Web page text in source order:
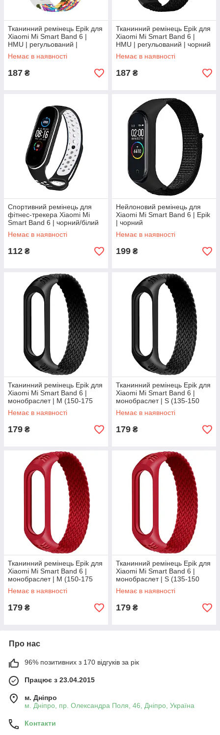
Тканинний ремінець Epik для
Xiaomi Mi Smart Band 6 |
HMU | регульований |
райдужний
Немає в наявності
187 ₴
Тканинний ремінець Epik для
Xiaomi Mi Smart Band 6 |
HMU | регульований | чорний
Немає в наявності
187 ₴
Спортивний ремінець для
фітнес-трекера Xiaomi Mi
Smart Band 6 | чорний/білий
Немає в наявності
112 ₴
Нейлоновий ремінець для
Xiaomi Mi Smart Band 6 | Epik
| чорний
Немає в наявності
199 ₴
Тканинний ремінець Epik для
Xiaomi Mi Smart Band 6 |
монобраслет | M (150-175
мм) | чорний
Немає в наявності
179 ₴
Тканинний ремінець Epik для
Xiaomi Mi Smart Band 6 |
монобраслет | S (135-150
мм) | чорний
Немає в наявності
179 ₴
Тканинний ремінець Epik для
Xiaomi Mi Smart Band 6 |
монобраслет | M (150-175
мм) | червоний
Немає в наявності
179 ₴
Тканинний ремінець Epik для
Xiaomi Mi Smart Band 6 |
монобраслет | S (135-150
мм) | червоний
Немає в наявності
179 ₴
Про нас
96% позитивних з 170 відгуків за рік
Працює з 23.04.2015
м. Дніпро
м. Дніпро, пр. Олександра Поля, 46, Дніпро, Україна
Контакти